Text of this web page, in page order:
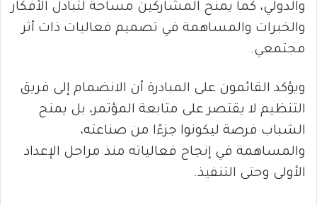
والدولي، كما يمنح المشاركين مساحة لتبادل الأفكار
والخبرات والمساهمة في تصميم فعاليات ذات أثر
مجتمعي.
ويؤكد القائمون على المبادرة أن الانضمام إلى فريق
التنظيم لا يقتصر على متابعة المؤتمر، بل يمنح
الشباب فرصة ليكونوا جزءًا من صناعته،
والمساهمة في إنجاح فعالياته منذ مراحل الإعداد
الأولى وحتى التنفيذ.